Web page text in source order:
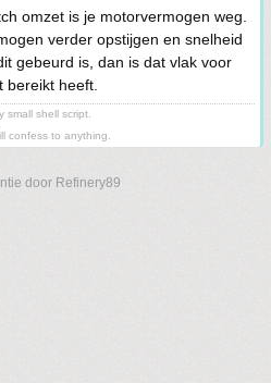
omzet is je motorvermogen weg.
verder opstijgen en snelheid
gebeurd is, dan is dat vlak voor
bereikt heeft.
small shell script.
confess to anything.
door Refinery89